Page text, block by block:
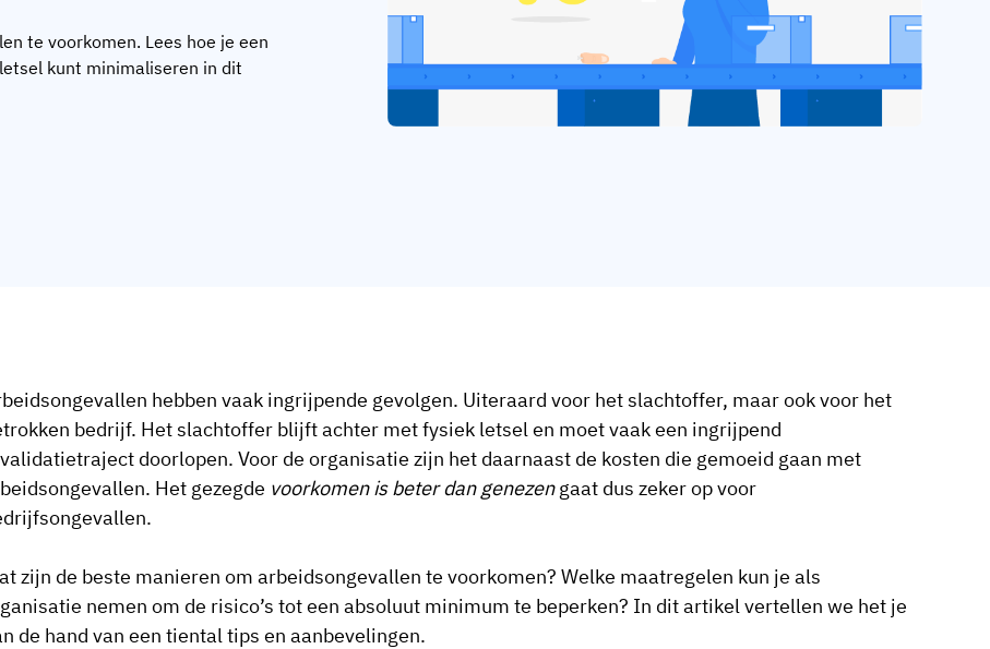
te voorkomen. Lees hoe je een
kunt minimaliseren in dit
hebben vaak ingrijpende gevolgen. Uiteraard voor het slachtoffer, maar ook voor het
bedrijf. Het slachtoffer blijft achter met fysiek letsel en moet vaak een ingrijpend
doorlopen. Voor de organisatie zijn het daarnaast de kosten die gemoeid gaan met
Het gezegde voorkomen is beter dan genezengaat dus zeker op voor
zijn de beste manieren om arbeidsongevallen te voorkomen? Welke maatregelen kun je als
nemen om de risico’s tot een absoluut minimum te beperken? In dit artikel vertellen we het je
de hand van een tiental tips en aanbevelingen.